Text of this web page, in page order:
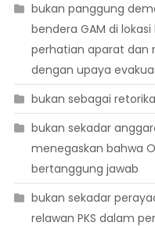
bukan panggung
bendera GAM di
perhatian aparat dan
dengan upaya
bukan sebagai
bukan sekadar
menegaskan bahwa
bertanggung jawab
bukan sekadar
relawan PKS dalam